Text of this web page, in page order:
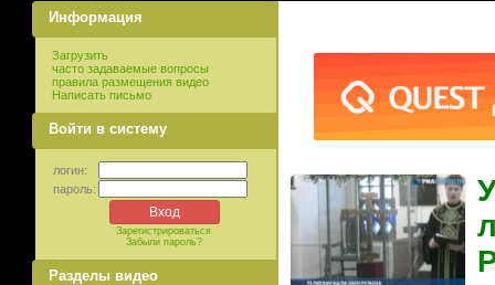
Информация
Загрузить
часто задаваемые вопросы
правила размещения видео
Написать письмо
Войти в систему
логин:
пароль:
Зарегистрироваться
Забыли пароль?
Разделы видео